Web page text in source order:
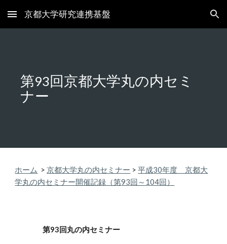
Skip to main content Skip to navigation
京都大学研究連携基盤
第93回京都大学丸の内セミ
ナー
ホーム >京都大学丸の内セミナー >平成30年度京都大
学丸の内セミナー開催記録（第93回～ 104回）
第93 回丸の内セミナー